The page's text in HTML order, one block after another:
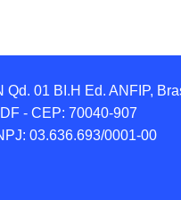
Qd. 01 BI.H Ed. ANFIP,
DF - CEP: 70040-907
03.636.693/0001-00